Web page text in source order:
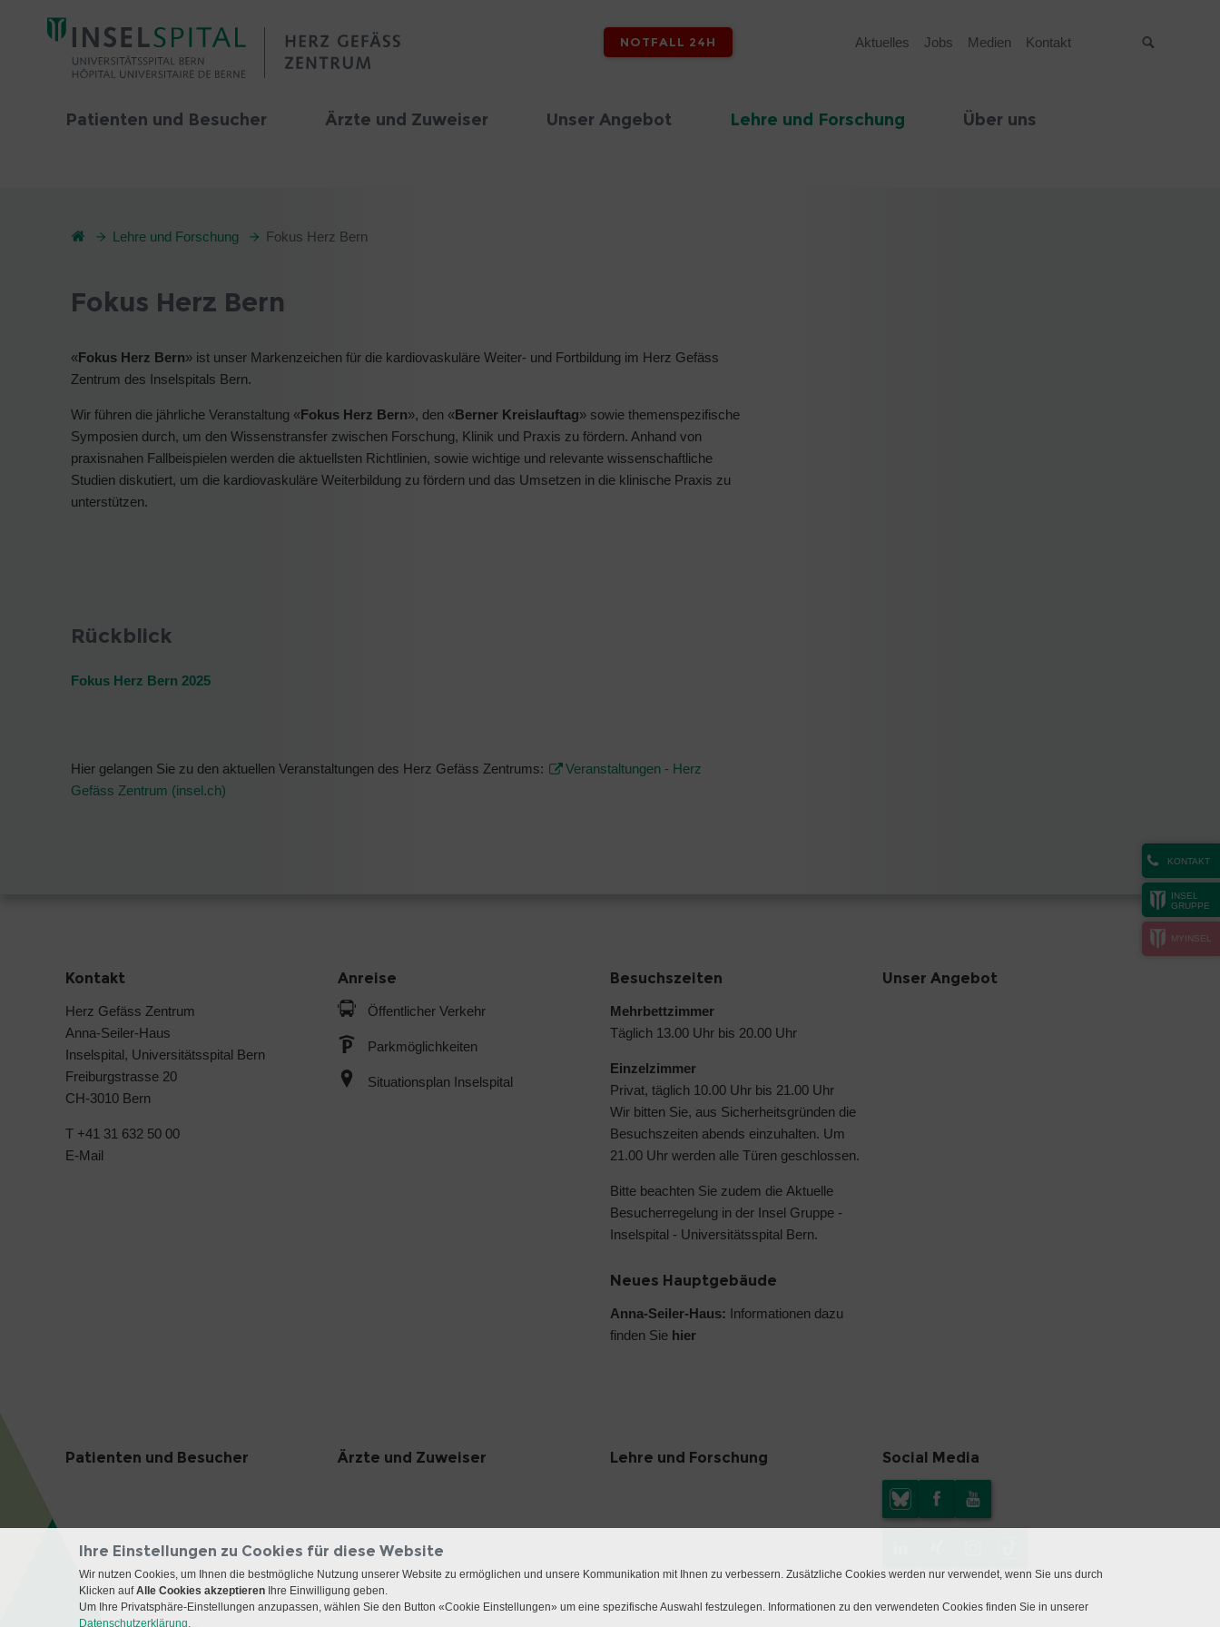
NOTFALL 24H Aktuelles Jobs Medien Kontakt
Patienten und Besucher Ärzte und Zuweiser Unser Angebot Lehre und Forschung Über uns
KONTAKT
INSEL
GRUPPE
MYINSEL
Lehre und Forschung Fokus Herz Bern
Fokus Herz Bern
«Fokus Herz Bern» ist unser Markenzeichen für die kardiovaskuläre Weiter- und Fortbildung im Herz Gefäss
Zentrum des Inselspitals Bern.
Wir führen die jährliche Veranstaltung «Fokus Herz Bern», den «Berner Kreislauftag» sowie themenspezifische
Symposien durch, um den Wissenstransfer zwischen Forschung, Klinik und Praxis zu fördern. Anhand von
praxisnahen Fallbeispielen werden die aktuellsten Richtlinien, sowie wichtige und relevante wissenschaftliche
Studien diskutiert, um die kardiovaskuläre Weiterbildung zu fördern und das Umsetzen in die klinische Praxis zu
unterstützen.
Rückblick
Fokus Herz Bern 2025
Hier gelangen Sie zu den aktuellen Veranstaltungen des Herz Gefäss Zentrums:
Veranstaltungen - Herz
Gefäss Zentrum (insel.ch)
Kontakt
Herz Gefäss Zentrum
Anna-Seiler-Haus
Inselspital, Universitätsspital Bern
Freiburgstrasse 20
CH-3010 Bern
T +41 31 632 50 00
E-Mail
Anreise
Öffentlicher Verkehr
Parkmöglichkeiten
Situationsplan Inselspital
Besuchszeiten
Mehrbettzimmer
Täglich 13.00 Uhr bis 20.00 Uhr
Einzelzimmer
Privat, täglich 10.00 Uhr bis 21.00 Uhr
Wir bitten Sie, aus Sicherheitsgründen die
Besuchszeiten abends einzuhalten. Um
21.00 Uhr werden alle Türen geschlossen.
Bitte beachten Sie zudem die Aktuelle
Besucherregelung in der Insel Gruppe -
Inselspital - Universitätsspital Bern.
Neues Hauptgebäude
Anna-Seiler-Haus: Informationen dazu
finden Sie hier
Unser Angebot
Patienten und Besucher Ärzte und Zuweiser Lehre und Forschung Social Media
Ihre Einstellungen zu Cookies für diese Website
Wir nutzen Cookies, um Ihnen die bestmögliche Nutzung unserer Website zu ermöglichen und unsere Kommunikation mit Ihnen zu verbessern. Zusätzliche Cookies werden nur verwendet, wenn Sie uns durch
Klicken aufAlle Cookies akzeptieren Ihre Einwilligung geben.
Um Ihre Privatsphäre-Einstellungen anzupassen, wählen Sie den Button «Cookie Einstellungen» um eine spezifische Auswahl festzulegen. Informationen zu den verwendeten Cookies finden Sie in unserer
Datenschutzerklärung.